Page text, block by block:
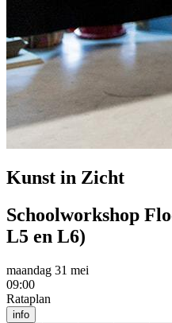
Kunst in Zicht
Schoolworkshop
L5 en L6)
maandag 31 mei
09:00
Rataplan
info